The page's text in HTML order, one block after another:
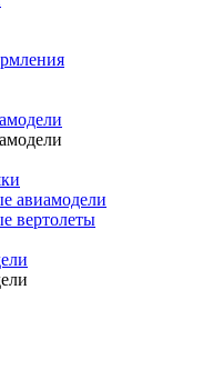
авиамодели
вертолеты